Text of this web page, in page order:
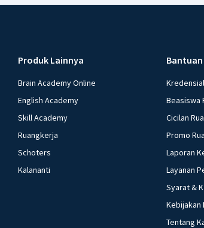
Produk Lainnya
Brain Academy Online
English Academy
Skill Academy
Ruangkerja
Schoters
Kalananti
Bantuan
Beasiswa
Cicilan
Promo
Laporan
Layanan
Syarat &
Kebijakan
Tentang